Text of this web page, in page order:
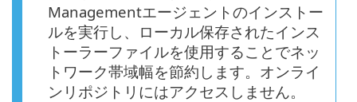
Managementエージェントのインストー
ルを実行し、ローカル保存されたインス
トーラーファイルを使用することでネッ
トワーク帯域幅を節約します。オンライ
ンリポジトリにはアクセスしません。